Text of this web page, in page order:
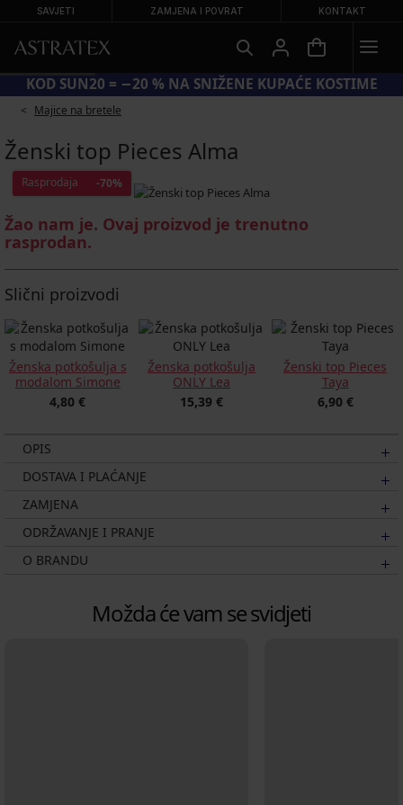
SAVJETI ZAMJENA I POVRAT KONTAKT
KOD SUN20 = −20 % NA SNIŽENE KUPAĆE KOSTIME
Majice na bretele
Ženski top Pieces Alma
Rasprodaja -70%
Žao nam je. Ovaj proizvod je trenutno
rasprodan.
Slični proizvodi
Ženska potkošulja s
modalom Simone
4,80 €
Ženska potkošulja
ONLY Lea
15,39 €
Ženski top Pieces
Taya
6,90 €
OPIS
DOSTAVA I PLAĆANJE
ZAMJENA
ODRŽAVANJE I PRANJE
O BRANDU
Možda će vam se svidjeti